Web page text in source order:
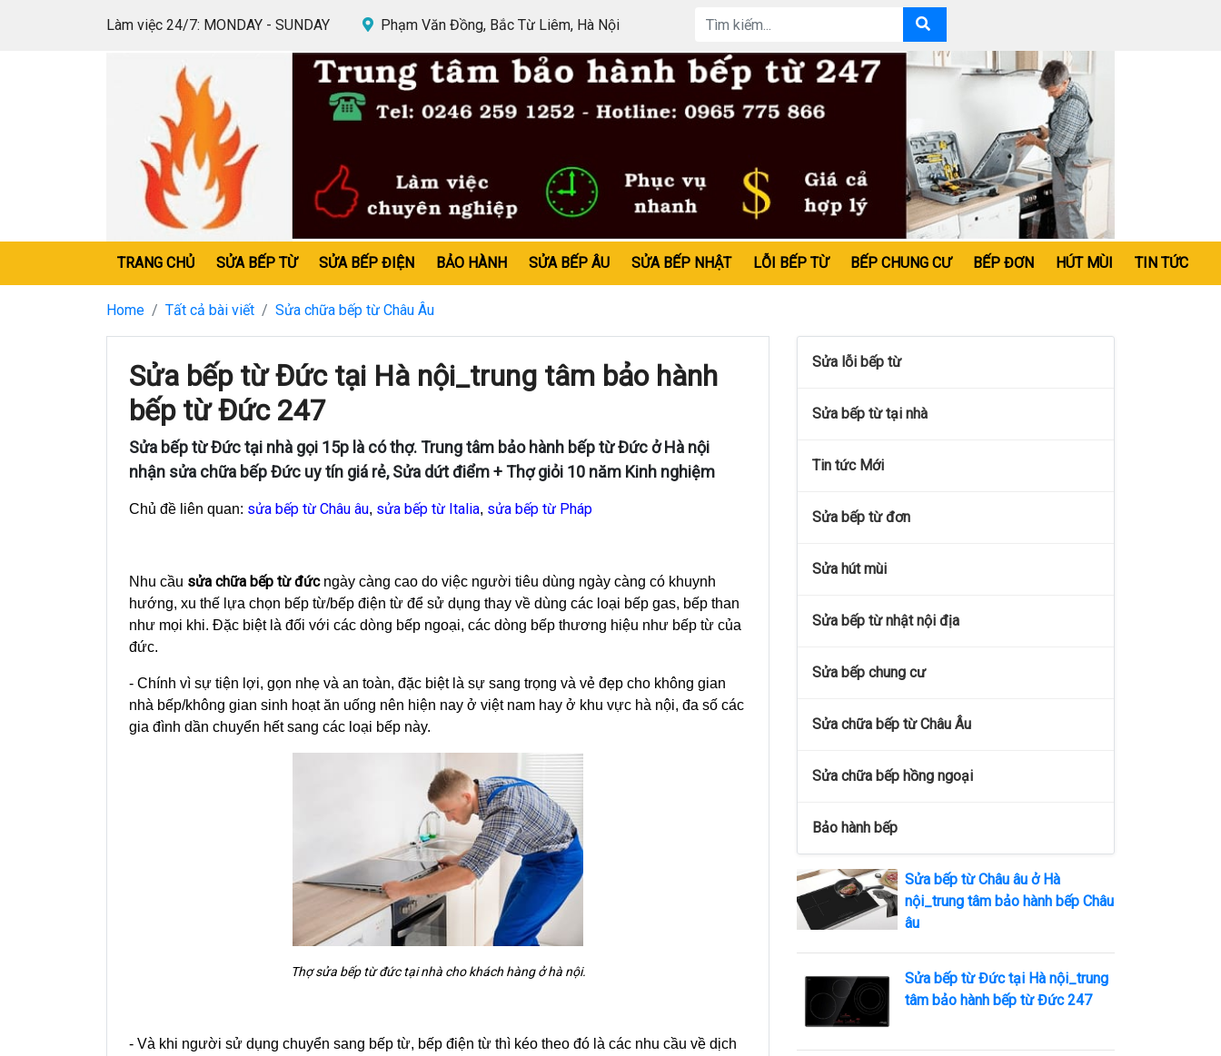
Làm việc 24/7: MONDAY - SUNDAY Phạm Văn Đồng, Bắc Từ Liêm, Hà Nội
TRANG CHỦ SỬA BẾP TỪ SỬA BẾP ĐIỆN BẢO HÀNH SỬA BẾP ÂU SỬA BẾP NHẬT LỖI BẾP TỪ BẾP CHUNG CƯ BẾP ĐƠN HÚT MÙI TIN TỨC
Home Tất cả bài viết Sửa chữa bếp từ Châu Âu
Sửa bếp từ Đức tại Hà nội_trung tâm bảo hành
bếp từ Đức 247
Sửa bếp từ Đức tại nhà gọi 15p là có thợ. Trung tâm bảo hành bếp từ Đức ở Hà nội
nhận sửa chữa bếp Đức uy tín giá rẻ, Sửa dứt điểm + Thợ giỏi 10 năm Kinh nghiệm
Chủ đề liên quan: sửa bếp từ Châu âu, sửa bếp từ Italia, sửa bếp từ Pháp
Nhu cầu sửa chữa bếp từ đứcngày càng cao do việc người tiêu dùng ngày càng có khuynh
hướng, xu thế lựa chọn bếp từ/bếp điện từ để sử dụng thay về dùng các loại bếp gas, bếp than
như mọi khi. Đặc biệt là đối với các dòng bếp ngoại, các dòng bếp thương hiệu như bếp từ của
đức.
- Chính vì sự tiện lợi, gọn nhẹ và an toàn, đặc biệt là sự sang trọng và vẻ đẹp cho không gian
nhà bếp/không gian sinh hoạt ăn uống nên hiện nay ở việt nam hay ở khu vực hà nội, đa số các
gia đình dần chuyển hết sang các loại bếp này.
Thợ sửa bếp từ đức tại nhà cho khách hàng ở hà nội.
- Và khi người sử dụng chuyển sang bếp từ, bếp điện từ thì kéo theo đó là các nhu cầu về dịch
Sửa lỗi bếp từ
Sửa bếp từ tại nhà
Tin tức Mới
Sửa bếp từ đơn
Sửa hút mùi
Sửa bếp từ nhật nội địa
Sửa bếp chung cư
Sửa chữa bếp từ Châu Âu
Sửa chữa bếp hồng ngoại
Bảo hành bếp
Sửa bếp từ Châu âu ở Hà
nội_trung tâm bảo hành bếp Châu
âu
Sửa bếp từ Đức tại Hà nội_trung
tâm bảo hành bếp từ Đức 247